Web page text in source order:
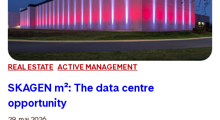
REAL ESTATE ACTIVE MANAGEMENT
SKAGEN m²: The data centre
opportunity